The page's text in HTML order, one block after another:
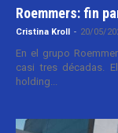
Roemmers: fin
Cristina Kroll - 20/05/
En el grupo
casi tres décadas.
holding...